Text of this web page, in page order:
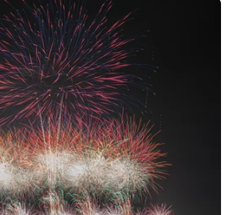
bồi thường nếu các biện
lại hiệu quả.
hoàn tất đúng kế hoạch,
đầu trong năm nay. Do
phức tạp, đoạn tuyến qua
mất khoảng 10 năm để hoàn
tuyến đường có thể đi vào
vào năm 2036.